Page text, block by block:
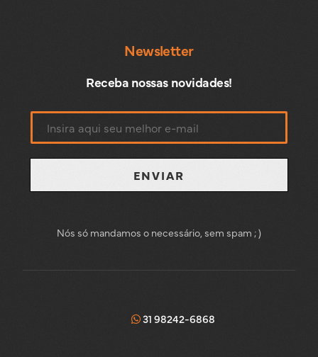
Newsletter
Receba nossas novidades!
ENVIAR
Nós só mandamos o necessário, sem spam ; )
31 98242-6868